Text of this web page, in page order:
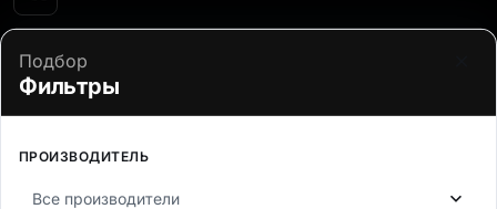
Подбор
Фильтры
ПРОИЗВОДИТЕЛЬ
Все производители
Каталог